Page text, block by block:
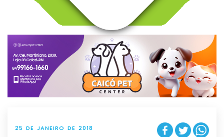
v
g
t
i
o
n
25 DE JANEIRO DE 2018